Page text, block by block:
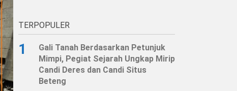
TERPOPULER
1
Gali Tanah Berdasarkan Petunjuk
Mimpi, Pegiat Sejarah Ungkap Mirip
Candi Deres dan Candi Situs
Beteng